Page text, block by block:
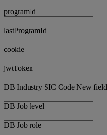
programId
lastProgramId
cookie
jwtToken
DB Industry SIC Code New field
DB Job level
DB Job role